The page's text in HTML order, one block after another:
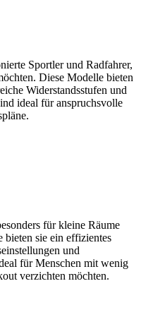
Sportler und Radfahrer,
Diese Modelle bieten
Widerstandsstufen und
ideal für anspruchsvolle
für kleine Räume
bieten sie ein effizientes
und
für Menschen mit wenig
verzichten möchten.